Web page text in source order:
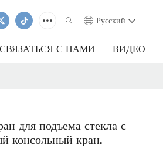
Pусский
СВЯЗАТЬСЯ С НАМИ ВИДЕО
для подъема стекла с
консольный кран.